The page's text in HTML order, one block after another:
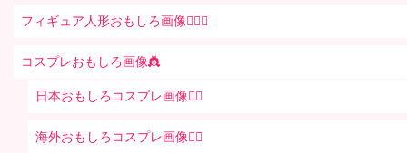
フィギュア人形おもしろ画像🧍🏼‍♂️
コスプレおもしろ画像👸
日本おもしろコスプレ画像🧝‍♀️
海外おもしろコスプレ画像🧝‍♂️